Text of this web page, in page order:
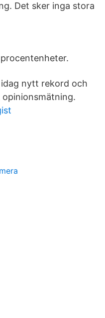
Det sker inga stora
nytt rekord och